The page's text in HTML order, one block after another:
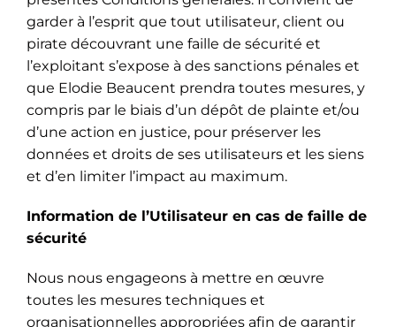
garder à l’esprit que tout utilisateur, client ou
pirate découvrant une faille de sécurité et
l’exploitant s’expose à des sanctions pénales et
que Elodie Beaucent prendra toutes mesures, y
compris par le biais d’un dépôt de plainte et/ou
d’une action en justice, pour préserver les
données et droits de ses utilisateurs et les siens
et d’en limiter l’impact au maximum.
Information de l’Utilisateur en cas de faille de
sécurité
Nous nous engageons à mettre en œuvre
toutes les mesures techniques et
organisationnelles appropriées afin de garantir